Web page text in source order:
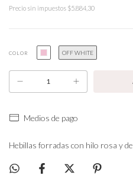
Precio sin impuestos $5.884,30
COLOR OFF WHITE
Medios de pago
Hebillas forradas con hilo rosa y